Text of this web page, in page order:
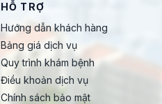
HỖ TRỢ
Hướng dẫn khách hàng
Bảng giá dịch vụ
Quy trình khám bệnh
Điều khoản dịch vụ
Chính sách bảo mật